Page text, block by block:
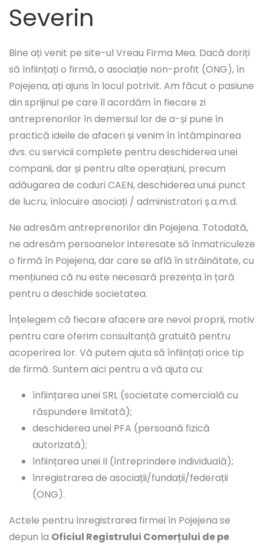
Severin
Bine ați venit pe site-ul Vreau Firma Mea. Dacă doriți
să înființați o firmă, o asociație non-profit (ONG), în
Pojejena, ați ajuns în locul potrivit. Am făcut o pasiune
din sprijinul pe care îl acordăm în fiecare zi
antreprenorilor în demersul lor de a-și pune în
practică ideile de afaceri și venim în întâmpinarea
dvs. cu servicii complete pentru deschiderea unei
companii, dar și pentru alte operațiuni, precum
adăugarea de coduri CAEN, deschiderea unui punct
de lucru, înlocuire asociați / administratori ș.a.m.d.
Ne adresăm antreprenorilor din Pojejena. Totodată,
ne adresăm persoanelor interesate să înmatriculeze
o firmă în Pojejena, dar care se află în străinătate, cu
mențiunea că nu este necesară prezența în țară
pentru a deschide societatea.
Înțelegem că fiecare afacere are nevoi proprii, motiv
pentru care oferim consultanță gratuită pentru
acoperirea lor. Vă putem ajuta să înființați orice tip
de firmă. Suntem aici pentru a vă ajuta cu:
înființarea unei SRL (societate comercială cu
răspundere limitată);
deschiderea unei PFA (persoană fizică
autorizată);
înființarea unei II (întreprindere individuală);
înregistrarea de asociații/fundații/federații
(ONG).
Actele pentru înregistrarea firmei în Pojejena se
depun la Oficiul Registrului Comerțului de pe